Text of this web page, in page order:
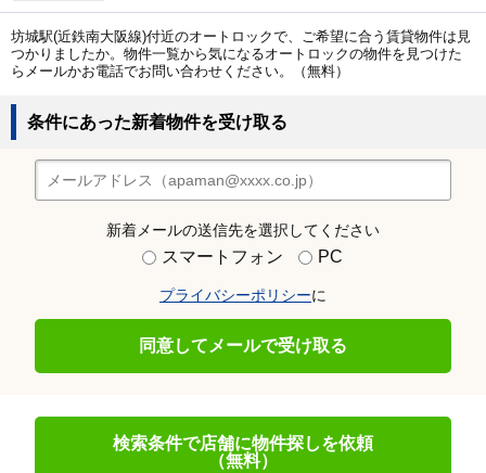
坊城駅(近鉄南大阪線)付近のオートロックで、ご希望に合う賃貸物件は見
つかりましたか。物件一覧から気になるオートロックの物件を見つけた
らメールかお電話でお問い合わせください。（無料）
条件にあった新着物件を受け取る
新着メールの送信先を選択してください
スマートフォン PC
プライバシーポリシーに
同意してメールで受け取る
検索条件で店舗に物件探しを依頼
（無料）